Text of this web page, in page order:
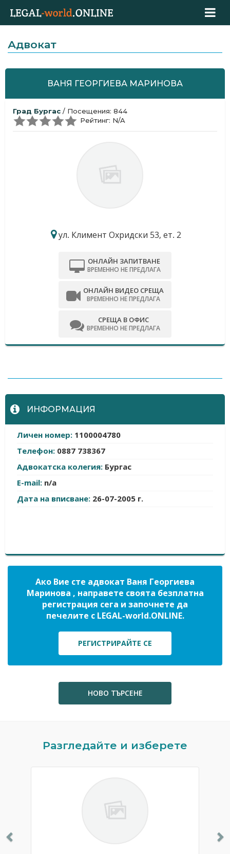
Адвокат
ВАНЯ ГЕОРГИЕВА МАРИНОВА
Град Бургас / Посещения: 844
Рейтинг: N/A
ул. Климент Охридски 53, ет. 2
ОНЛАЙН ЗАПИТВАНЕ
ВРЕМЕННО НЕ ПРЕДЛАГА
ОНЛАЙН ВИДЕО СРЕЩА
ВРЕМЕННО НЕ ПРЕДЛАГА
СРЕЩА В ОФИС
ВРЕМЕННО НЕ ПРЕДЛАГА
ИНФОРМАЦИЯ
Личен номер: 1100004780
Телефон: 0887 738367
Адвокатска колегия: Бургас
E-mail: n/a
Дата на вписване: 26-07-2005 г.
Ако Вие сте адвокат Ваня Георгиева
Маринова , направете своята безплатна
регистрация сега и започнете да
печелите с LEGAL-world.ONLINE.
РЕГИСТРИРАЙТЕ СЕ
НОВО ТЪРСЕНЕ
Разгледайте и изберете